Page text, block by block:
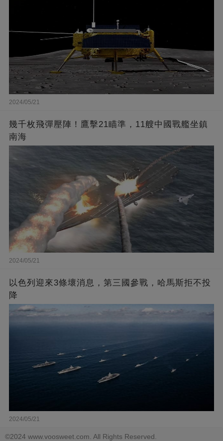
2024/05/21
幾千枚飛彈壓陣！鷹擊21瞄準，11艘中國戰艦坐鎮
南海
2024/05/21
以色列迎來3條壞消息，第三國參戰，哈馬斯拒不投
降
2024/05/21
©2024 www.voosweet.com. All Rights Reserved.